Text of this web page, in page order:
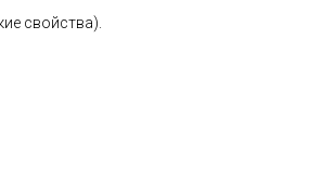
свойства).